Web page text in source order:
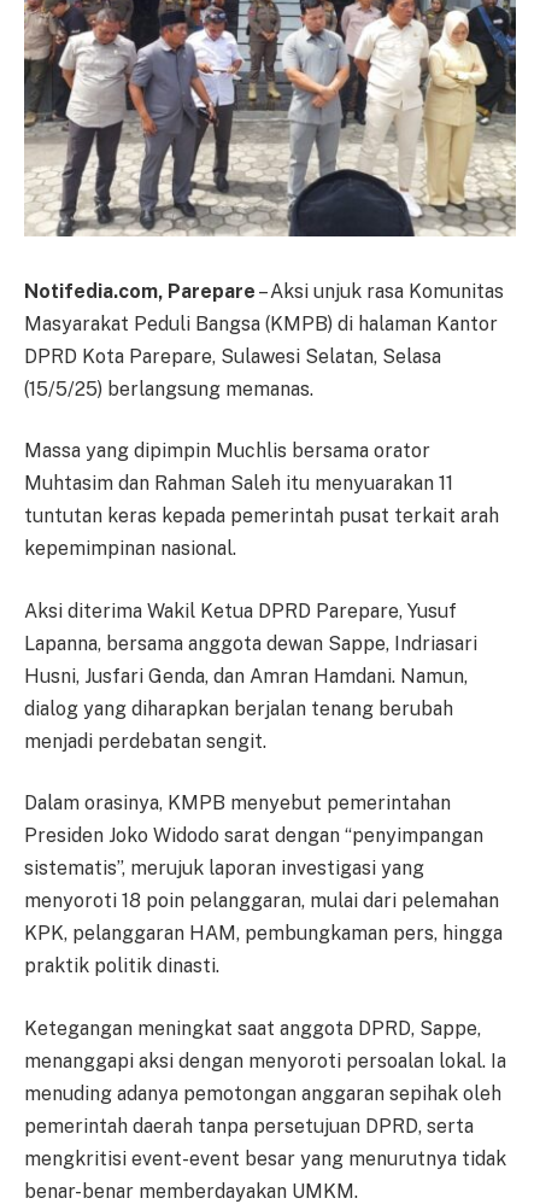
Notifedia.com, Parepare – Aksi unjuk rasa Komunitas
Masyarakat Peduli Bangsa (KMPB) di halaman Kantor
DPRD Kota Parepare, Sulawesi Selatan, Selasa
(15/5/25) berlangsung memanas.
Massa yang dipimpin Muchlis bersama orator
Muhtasim dan Rahman Saleh itu menyuarakan 11
tuntutan keras kepada pemerintah pusat terkait arah
kepemimpinan nasional.
Aksi diterima Wakil Ketua DPRD Parepare, Yusuf
Lapanna, bersama anggota dewan Sappe, Indriasari
Husni, Jusfari Genda, dan Amran Hamdani. Namun,
dialog yang diharapkan berjalan tenang berubah
menjadi perdebatan sengit.
Dalam orasinya, KMPB menyebut pemerintahan
Presiden Joko Widodo sarat dengan “penyimpangan
sistematis”, merujuk laporan investigasi yang
menyoroti 18 poin pelanggaran, mulai dari pelemahan
KPK, pelanggaran HAM, pembungkaman pers, hingga
praktik politik dinasti.
Ketegangan meningkat saat anggota DPRD, Sappe,
menanggapi aksi dengan menyoroti persoalan lokal. Ia
menuding adanya pemotongan anggaran sepihak oleh
pemerintah daerah tanpa persetujuan DPRD, serta
mengkritisi event-event besar yang menurutnya tidak
benar-benar memberdayakan UMKM.